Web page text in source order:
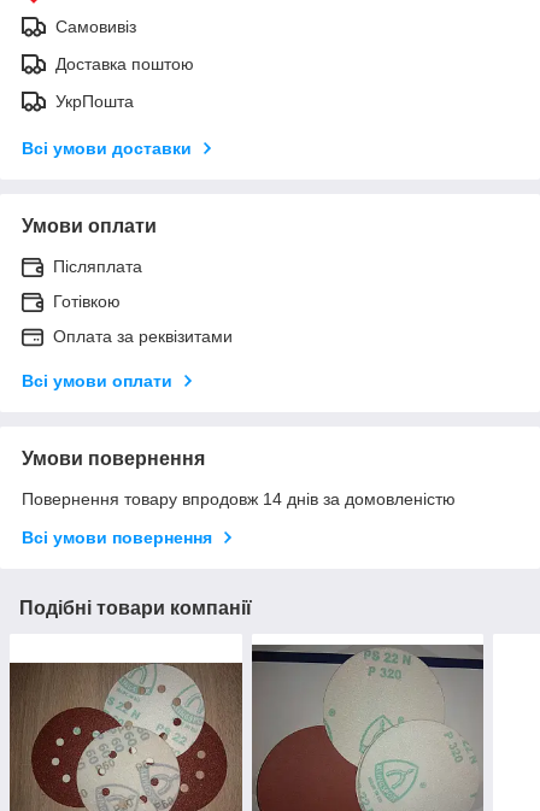
Самовивіз
Доставка поштою
УкрПошта
Всі умови доставки
Умови оплати
Післяплата
Готівкою
Оплата за реквізитами
Всі умови оплати
Умови повернення
Повернення товару впродовж 14 днів за домовленістю
Всі умови повернення
Подібні товари компанії